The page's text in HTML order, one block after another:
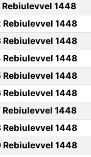
Rebiulevvel 1448
Rebiulevvel 1448
Rebiulevvel 1448
Rebiulevvel 1448
Rebiulevvel 1448
Rebiulevvel 1448
Rebiulevvel 1448
Rebiulevvel 1448
Rebiulevvel 1448